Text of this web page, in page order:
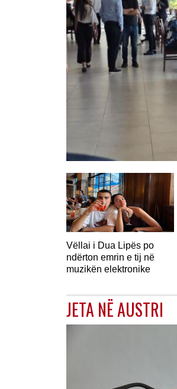
Vëllai i Dua Lipës po
ndërton emrin e tij në
muzikën elektronike
JETA NË AUSTRI